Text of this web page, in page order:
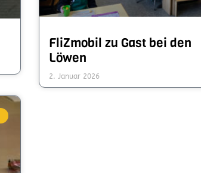
FliZmobil zu Gast bei den
Löwen
2. Januar 2026